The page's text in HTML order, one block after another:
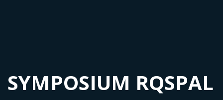
SYMPOSIUM RQSPAL